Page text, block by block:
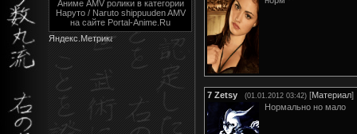
Аниме AMV ролики в категории
Наруто / Naruto shippuuden AMV
на сайте Portal-Anime.Ru
7 Zetsy (01.01.2012 03:42) [Материал]
Нормально но мало